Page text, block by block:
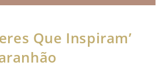
Que Inspiram’